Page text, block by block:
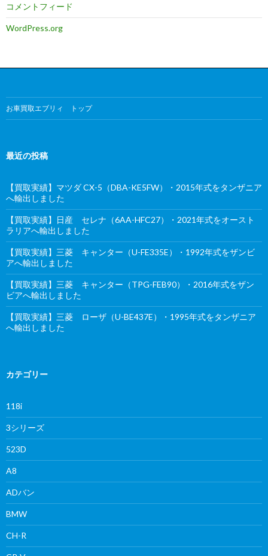
コメントフィード
WordPress.org
お車買取エブリィ トップ
最近の投稿
【買取実績】マツダ CX-5（DBA-KE5FW）・2015年式をタンザニア
へ輸出しました
【買取実績】日産 セレナ（6AA-HFC27）・2021年式をオースト
ラリアへ輸出しました
【買取実績】三菱 キャンター（U-FE335E）・1992年式をザンビ
アへ輸出しました
【買取実績】三菱 キャンター（TPG-FEB90）・2016年式をザン
ビアへ輸出しました
【買取実績】三菱 ローザ（U-BE437E）・1995年式をタンザニア
へ輸出しました
カテゴリー
118i
3シリーズ
523D
A8
ADバン
BMW
CH-R